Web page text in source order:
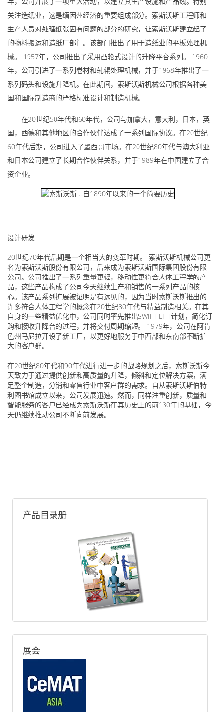
关注造纸业，这是缅因州经济的重要组成部分。索斯沃斯工程师和
生产人员对处理纸张固有问题的部分的研究，让索斯沃斯建立起了
的物料搬运和造纸厂部门。该部门推出了用于造纸业的平板处理机
械。 1957年，公司推出了采用凸轮式设计的升降平台系列。 1960
年，公司引进了一系列卷材和轧辊处理机械，并于1968年推出了一
系列码头和设施升降机。在此期间，索斯沃斯机械公司根据各种美
国和国际制造商的严格标准设计和制造机械。
在20世纪50年代和60年代，公司与加拿大，意大利，日本，英
国，西德和其他地区的合作伙伴达成了一系列国际协议。在20世纪
60年代后期，公司进入了墨西哥市场。在20世纪80年代与澳大利亚
和日本公司建立了长期合作伙伴关系，并于1989年在中国建立了合
资企业。
设计研发
20世纪70年代后期是一个相当大的变革时期。 索斯沃斯机械公司更
名为索斯沃斯股份有限公司，后来成为索斯沃斯国际集团股份有限
公司。公司推出了一系列重量更轻，移动性更符合人体工程学的产
品，这些产品构成了公司今天继续生产和销售的一系列产品的核
心。该产品系列扩展被证明是有远见的，因为当时索斯沃斯推出的
许多符合人体工程学的概念在20世纪80年代与精益制造相关。在其
自身的一些精益优化中，公司同时率先推出SWIFT LIFT计划，简化订
购和接收升降台的过程，并将交付周期缩短。 1979年，公司在阿肯
色州马尼拉开设了新工厂，以更好地服务于中西部和东南部不断扩
大的客户群。
在20世纪80年代和90年代进行进一步的战略规划之后，索斯沃斯今
天致力于通过提供创新和高质量的升降，倾斜和定位解决方案，满
足整个制造，分销和零售行业中客户群的需求。自从索斯沃斯伯特
利图书馆成立以来，公司发展迅速。然而，同样注重创新，质量和
智能服务的客户已经成为索斯沃斯在其历史上的前130年的基础，今
天仍继续推动公司不断向前发展。
产品目录册
展会